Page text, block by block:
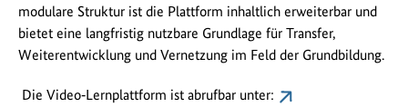
modulare Struktur ist die Plattform inhaltlich erweiterbar und
bietet eine langfristig nutzbare Grundlage für Transfer,
Weiterentwicklung und Vernetzung im Feld der Grundbildung.
Die Video‑Lernplattform ist abrufbar unter: